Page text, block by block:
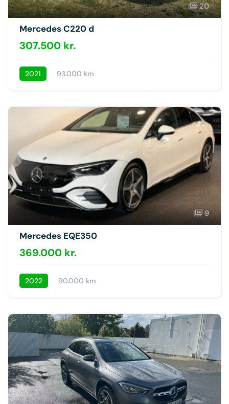
20
Mercedes C220 d
307.500 kr.
2021 93.000 km
9
Mercedes EQE350
369.000 kr.
2022 90.000 km